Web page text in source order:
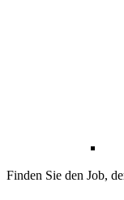
Finden Sie den Job,